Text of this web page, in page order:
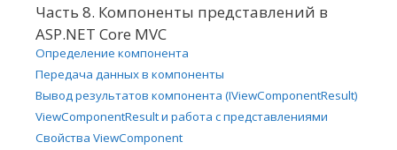
Часть 8. Компоненты представлений в
ASP.NET Core MVC
Определение компонента
Передача данных в компоненты
Вывод результатов компонента (IViewComponentResult)
ViewComponentResult и работа с представлениями
Свойства ViewComponent